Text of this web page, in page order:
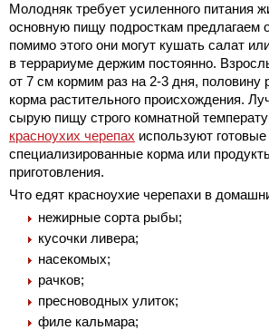
Молодняк требует усиленного питания
основную пищу подросткам предлагаем
помимо этого они могут кушать салат
в террариуме держим постоянно.
от 7 см кормим раз на 2-3 дня, половину
корма растительного происхождения.
сырую пищу строго комнатной
красноухих черепах используют
специализированные корма или
приготовления.
Что едят красноухие черепахи в
нежирные сорта рыбы;
кусочки ливера;
насекомых;
рачков;
пресноводных улиток;
филе кальмара;